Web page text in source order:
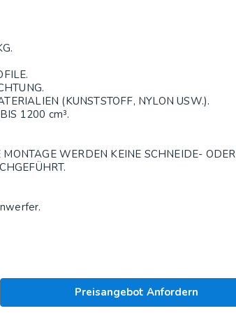
(KUNSTSTOFF, NYLON USW.).
1200 cm³.
WERDEN KEINE SCHNEIDE- ODER
Preisangebot Anfordern